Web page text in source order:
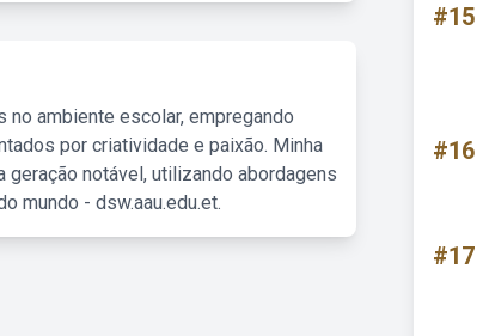
ambiente escolar, empregando
por criatividade e paixão. Minha
notável, utilizando abordagens
mundo - dsw.aau.edu.et.
#15
#16
#17